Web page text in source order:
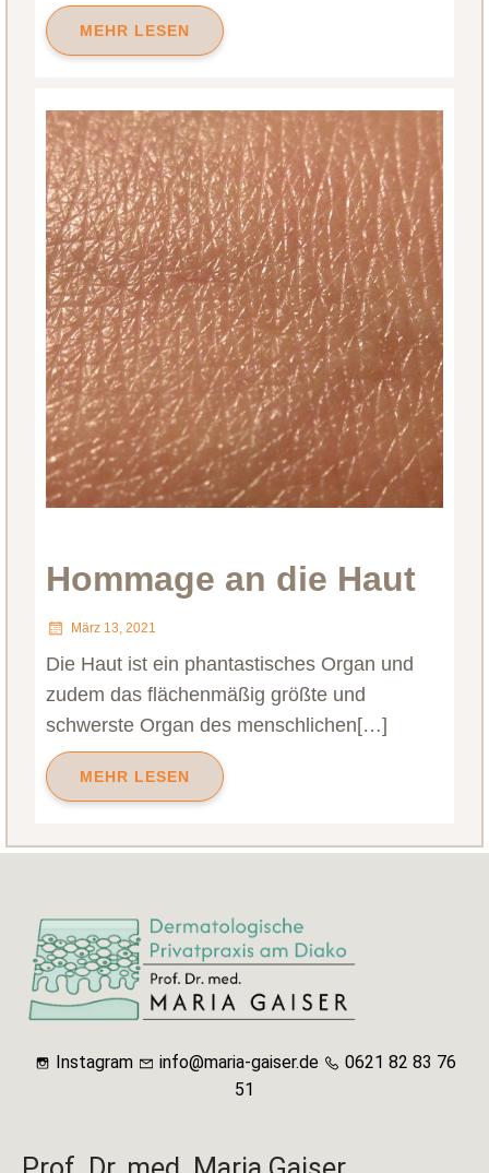
MEHR LESEN
Hommage an die Haut
März 13, 2021
Die Haut ist ein phantastisches Organ und
zudem das flächenmäßig größte und
schwerste Organ des menschlichen[…]
MEHR LESEN
Instagram info@maria-gaiser.de
0621 82 83 76
51